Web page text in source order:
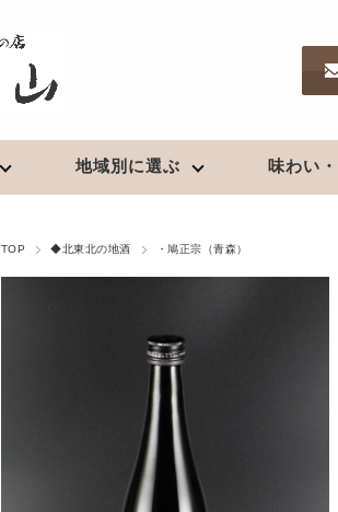
酒chいし井のSakeDiploma対策
夏酒２０２６
高級
地域別に選ぶ
南東北の地酒
栄光冨士（山形）
住吉、樽平（山形）
久
越
麒
鮎
越
味わい
リキュール
日
クラ
TOP ◆北東北の地酒 ・鳩正宗（青森）